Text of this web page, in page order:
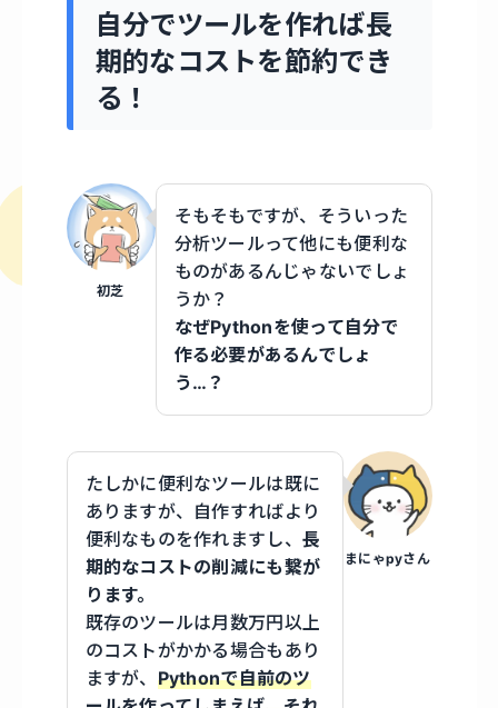
自分でツールを作れば長
期的なコストを節約でき
る！
初芝
そもそもですが、そういった
分析ツールって他にも便利な
ものがあるんじゃないでしょ
うか？
なぜPythonを使って自分で
作る必要があるんでしょ
う…？
まにゃpyさん
たしかに便利なツールは既に
ありますが、自作すればより
便利なものを作れますし、 長
期的なコストの削減にも繋が
ります。
既存のツールは月数万円以上
のコストがかかる場合もあり
ますが、 Pythonで自前のツ